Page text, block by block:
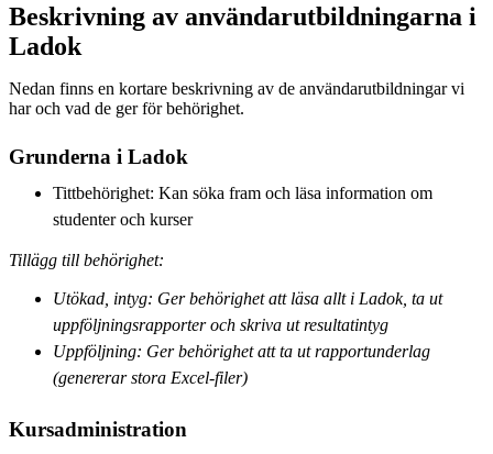
Beskrivning av användarutbildningarna i
Ladok
Nedan finns en kortare beskrivning av de användarutbildningar vi
har och vad de ger för behörighet.
Grunderna i Ladok
Tittbehörighet: Kan söka fram och läsa information om
studenter och kurser
Tillägg till behörighet:
Utökad, intyg: Ger behörighet att läsa allt i Ladok, ta ut
uppföljningsrapporter och skriva ut resultatintyg
Uppföljning: Ger behörighet att ta ut rapportunderlag
(genererar stora Excel-filer)
Kursadministration